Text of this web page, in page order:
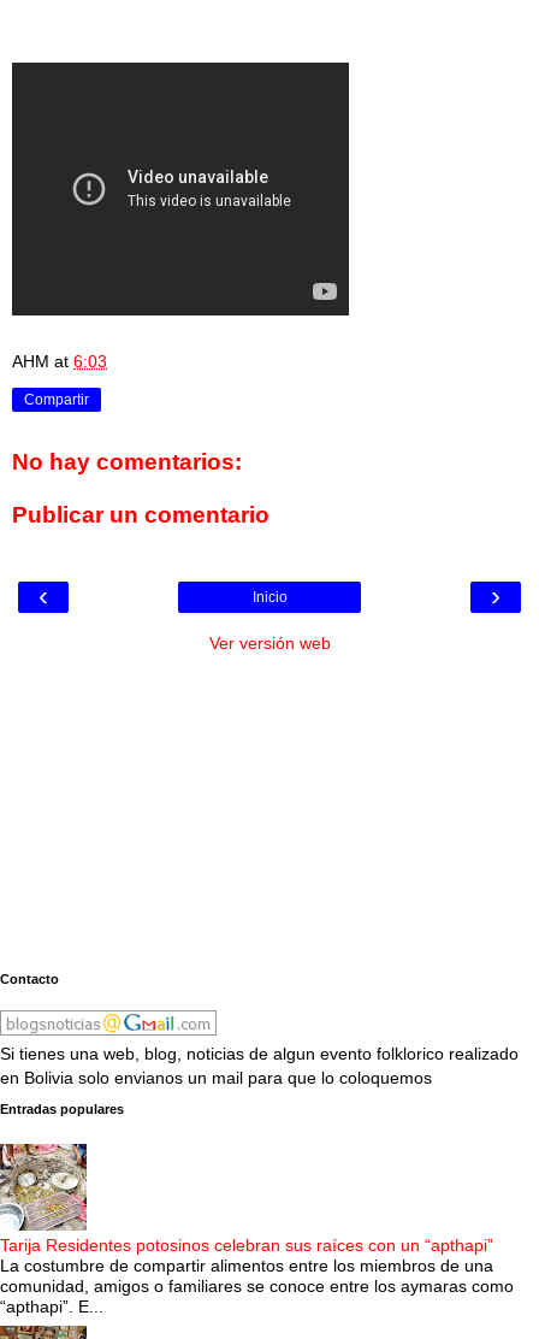
AHM at 6:03
Compartir
No hay comentarios:
Publicar un comentario
‹ ›
Inicio
Ver versión web
Contacto
Si tienes una web, blog, noticias de algun evento folklorico realizado
en Bolivia solo envianos un mail para que lo coloquemos
Entradas populares
Tarija Residentes potosinos celebran sus raíces con un “apthapi”
La costumbre de compartir alimentos entre los miembros de una
comunidad, amigos o familiares se conoce entre los aymaras como
“apthapi”. E...